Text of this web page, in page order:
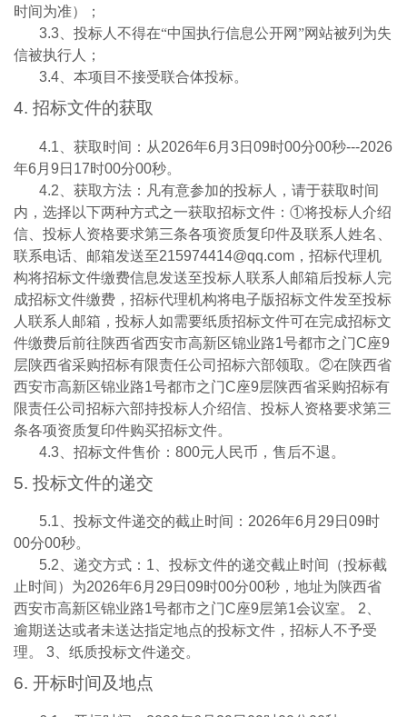
时间为准）；
3.3 、投标人不得在“中国执行信息公开网”网站被列为失
信被执行人；
3.4 、本项目不接受联合体投标。
4. 招标文件的获取
4.1 、获取时间：从2026年6月 3日 09时00分00秒---2026
年6月 9 日 17时00分00秒。
4.2 、获取方法：凡有意参加的投标人，请于获取时间
内，选择以下两种方式之一获取招标文件：①将投标人介绍
信、投标人资格要求第三条各项资质复印件及联系人姓名、
联系电话、邮箱发送至215974414@qq.com ，招标代理机
构将招标文件缴费信息发送至投标人联系人邮箱后投标人完
成招标文件缴费，招标代理机构将电子版招标文件发至投标
人联系人邮箱，投标人如需要纸质招标文件可在完成招标文
件缴费后前往陕西省西安市高新区锦业路1号都市之门C座9
层陕西省采购招标有限责任公司招标六部领取。②在陕西省
西安市高新区锦业路1号都市之门C座9层陕西省采购招标有
限责任公司招标六部持投标人介绍信、投标人资格要求第三
条各项资质复印件购买招标文件。
4.3 、招标文件售价： 800元人民币，售后不退。
5. 投标文件的递交
5.1 、投标文件递交的截止时间： 2026年6月 29 日 09时
00分00秒。
5.2 、递交方式： 1 、投标文件的递交截止时间（投标截
止时间）为2026年6月 29 日 09时00分00秒，地址为陕西省
西安市高新区锦业路1号都市之门C座9层第1会议室。 2
逾期送达或者未送达指定地点的投标文件，招标人不予受
理。 3 、纸质投标文件递交。
6. 开标时间及地点